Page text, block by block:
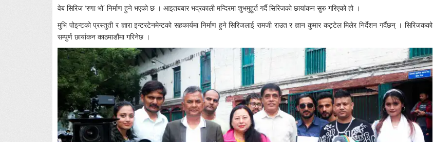
वेब सिरिज ‘रणा भो’ निर्माण हुने भएको छ । आइतबबार भद्रकाली मन्दिरमा शुभमुहूर्त गर्दै सिरिजको छायांकन सुरु गरिएको हो ।
मुभि पोइन्टको प्रस्तुती र ज्ञारा इन्टरटेनमेन्टको सहकार्यमा निर्माण हुने सिरिजलाई रामजी राउत र ज्ञान कुमार कट्टेल मिलेर निर्देशन गर्दैछन् । सिरिजकको
सम्पुर्ण छायांकन काठमाडौंमा गरिनेछ ।